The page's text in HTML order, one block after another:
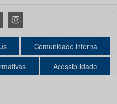
Instagram
Comunidade interna
Acessibilidade